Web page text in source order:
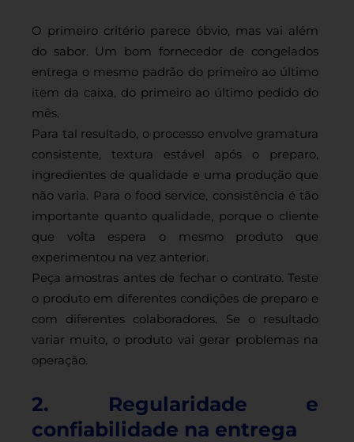
O primeiro critério parece óbvio, mas vai além
do sabor. Um bom fornecedor de congelados
entrega o mesmo padrão do primeiro ao último
item da caixa, do primeiro ao último pedido do
mês.
Para tal resultado, o processo envolve gramatura
consistente, textura estável após o preparo,
ingredientes de qualidade e uma produção que
não varia. Para o food service, consistência é tão
importante quanto qualidade, porque o cliente
que volta espera o mesmo produto que
experimentou na vez anterior.
Peça amostras antes de fechar o contrato. Teste
o produto em diferentes condições de preparo e
com diferentes colaboradores. Se o resultado
variar muito, o produto vai gerar problemas na
operação.
2. Regularidade e
confiabilidade na entrega